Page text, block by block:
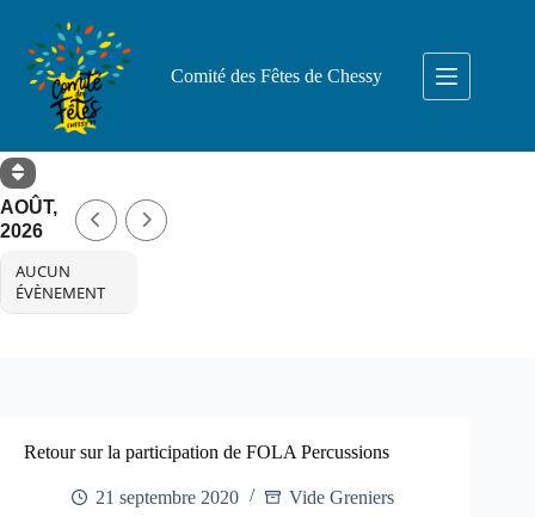
contenu
Comité des Fêtes de Chessy
AOÛT,
2026
AUCUN
ÉVÈNEMENT
Retour sur la participation de FOLA Percussions
21 septembre 2020 Vide Greniers